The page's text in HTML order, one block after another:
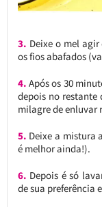
3. Deixe o mel
os fios abafados
4. Após os 30
depois no restante
milagre de enluvar
5. Deixe a mistura
é melhor ainda!).
6. Depois é só
de sua preferência